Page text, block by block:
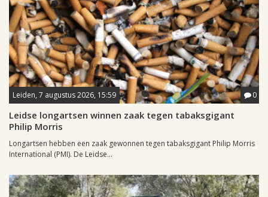
Leiden, 7 augustus 2026, 15:59 0
Leidse longartsen winnen zaak tegen tabaksgigant
Philip Morris
Longartsen hebben een zaak gewonnen tegen tabaksgigant Philip Morris
International (PMI). De Leidse...